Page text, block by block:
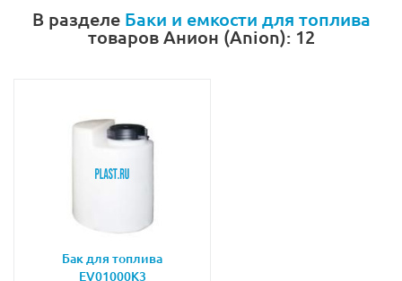
В разделе Баки и емкости для топлива
товаров Анион (Anion): 12
Бак для топлива
EV01000K3